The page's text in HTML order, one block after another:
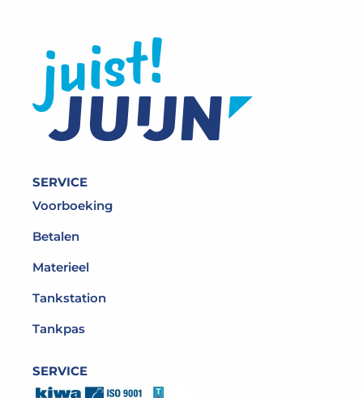
SERVICE
Voorboeking
Betalen
Materieel
Tankstation
Tankpas
SERVICE